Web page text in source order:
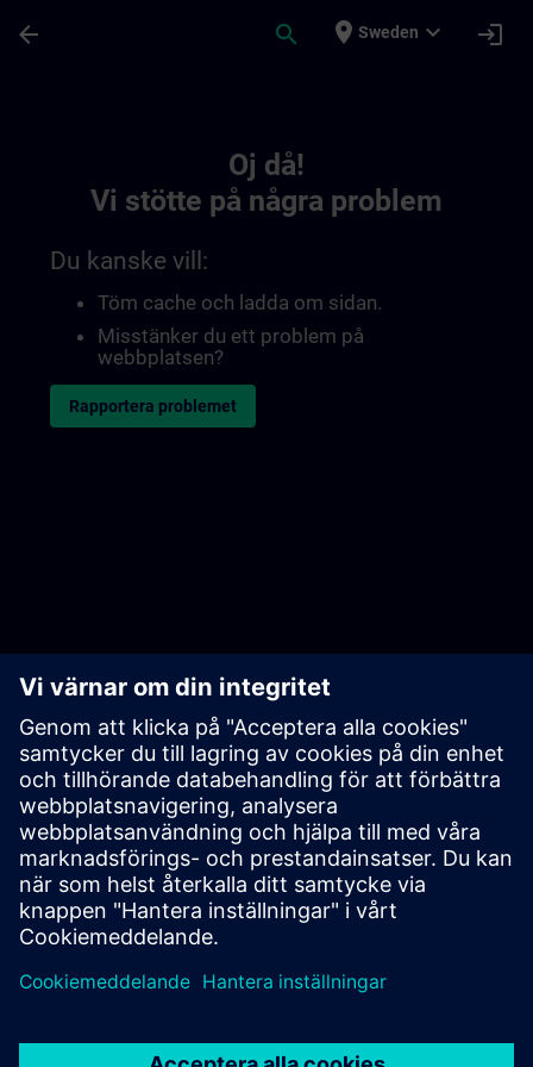
arrow_back search place Sweden expand_more login
Oj då!
Vi stötte på några problem
Du kanske vill:
Töm cache och ladda om sidan.
Misstänker du ett problem på
webbplatsen?
Rapportera problemet